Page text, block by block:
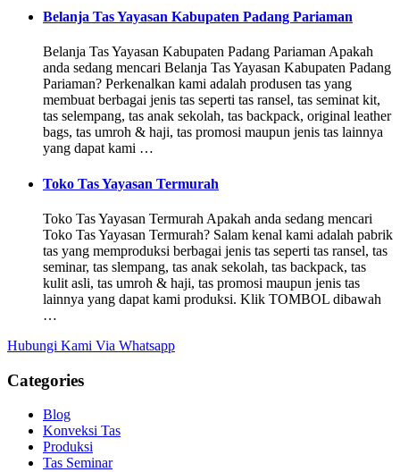
Belanja Tas Yayasan Kabupaten Padang Pariaman
Belanja Tas Yayasan Kabupaten Padang Pariaman Apakah
anda sedang mencari Belanja Tas Yayasan Kabupaten Padang
Pariaman? Perkenalkan kami adalah produsen tas yang
membuat berbagai jenis tas seperti tas ransel, tas seminat kit,
tas selempang, tas anak sekolah, tas backpack, original leather
bags, tas umroh & haji, tas promosi maupun jenis tas lainnya
yang dapat kami …
Toko Tas Yayasan Termurah
Toko Tas Yayasan Termurah Apakah anda sedang mencari
Toko Tas Yayasan Termurah? Salam kenal kami adalah pabrik
tas yang memproduksi berbagai jenis tas seperti tas ransel, tas
seminar, tas slempang, tas anak sekolah, tas backpack, tas
kulit asli, tas umroh & haji, tas promosi maupun jenis tas
lainnya yang dapat kami produksi. Klik TOMBOL dibawah
…
Hubungi Kami Via Whatsapp
Categories
Blog
Konveksi Tas
Produksi
Tas Seminar